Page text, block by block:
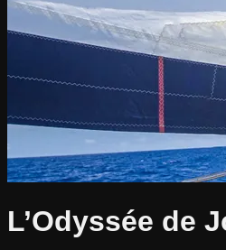
L’Odyssée de